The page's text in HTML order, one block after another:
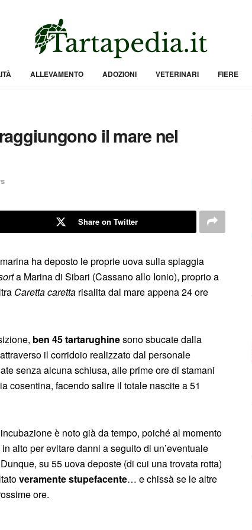
ALLEVAMENTO ADOZIONI VETERINARI FIERE
il mare nel
Share on Twitter
ha deposto le proprie uova sulla spiaggia
a Marina di Sibari (Cassano allo Ionio), proprio a
Caretta caretta risalita dal mare appena 24 ore
ben 45 tartarughinesono sbucate dalla
il corridoio realizzato dal personale
senza alcuna schiusa, alle prime ore di stamani
cosentina, facendo salire il totale nascite a 51
è noto già da tempo, poiché al momento
alto per evitare danni a seguito di un’eventuale
su 55 uova deposte (di cui una trovata rotta)
veramente stupefacente… e chissà se le altre
ore.